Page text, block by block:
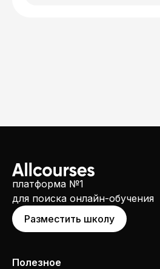
платформа №1
для поиска онлайн-обучения
Разместить школу
Полезное